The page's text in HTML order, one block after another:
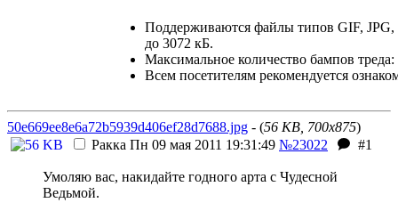
Поддерживаются файлы типов GIF, JPG,
до 3072 кБ.
Максимальное количество бампов треда:
Всем посетителям рекомендуется
50e669ee8e6a72b5939d406ef28d7688.jpg - (56 KB, 700x875)
Ракка Пн 09 мая 2011 19:31:49 №23022 #1
Умоляю вас, накидайте годного арта с Чудесной
Ведьмой.